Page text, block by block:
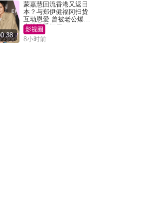
蒙嘉慧回流香港又返日
本？与郑伊健福冈扫货
互动恩爱 曾被老公爆在
当地游手好闲
影视圈
8小时前